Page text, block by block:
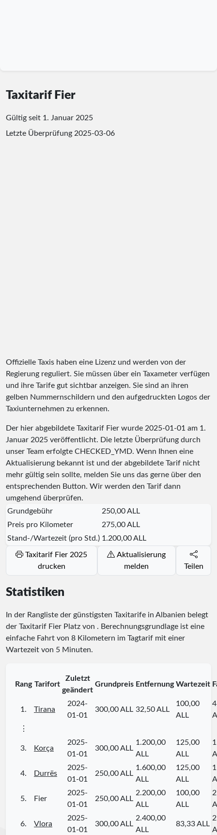
Taxitarif Fier
Gültig seit 1. Januar 2025
Letzte Überprüfung 2025-03-06
Offizielle Taxis haben eine Lizenz und werden von der
Regierung reguliert. Sie müssen über ein Taxameter verfügen
und ihre Tarife gut sichtbar anzeigen. Sie sind an ihren
gelben Nummernschildern und den aufgedruckten Logos der
Taxiunternehmen zu erkennen.
Der hier abgebildete Taxitarif Fier wurde 2025-01-01 am 1.
Januar 2025 veröffentlicht. Die letzte Überprüfung durch
unser Team erfolgte CHECKED_YMD. Wenn Ihnen eine
Aktualisierung bekannt ist und der abgebildete Tarif nicht
mehr gültig sein sollte, melden Sie uns das gerne über den
entsprechenden Button. Wir werden den Tarif dann
umgehend überprüfen.
Grundgebühr
250,00 ALL
Preis pro Kilometer
275,00 ALL
Stand-/Wartezeit (pro Std.) 1.200,00 ALL
Taxitarif Fier 2025
drucken
Aktualisierung
melden
Teilen
Statistiken
In der Rangliste der günstigsten Taxitarife in Albanien belegt
der Taxitarif Fier Platz von . Berechnungsgrundlage ist eine
einfache Fahrt von 8 Kilometern im Tagtarif mit einer
Wartezeit von 5 Minuten.
Rang Tarifort
Zuletzt
geändert
Grundpreis Entfernung Wartezeit
1. Tirana
2024-
01-01
300,00 ALL 32,50 ALL
100,00
ALL
⋮
3. Korça
2025-
01-01
300,00 ALL
1.200,00
ALL
125,00
ALL
4. Durrës
2025-
01-01
250,00 ALL
1.600,00
ALL
125,00
ALL
5. Fier
2025-
01-01
250,00 ALL
2.200,00
ALL
100,00
ALL
6. Vlora
2025-
01-01
300,00 ALL
2.400,00
ALL
83,33 ALL